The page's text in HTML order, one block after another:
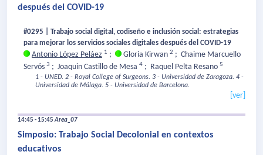
después del COVID-19
#0295 | Trabajo social digital, codiseño e inclusión social: estrategias
para mejorar los servicios sociales digitales después del COVID-19
Antonio López Peláez 1 ; Gloria Kirwan 2 ; Chaime Marcuello
Servós 3 ; Joaquin Castillo de Mesa 4 ; Raquel Pelta Resano 5
1 - UNED. 2 - Royal College of Surgeons. 3 - Universidad de Zaragoza. 4 -
Universidad de Málaga. 5 - Universidad de Barcelona.
[ver]
14:45 - 15:45Area_07
Simposio: Trabajo Social Decolonial en contextos
educativos